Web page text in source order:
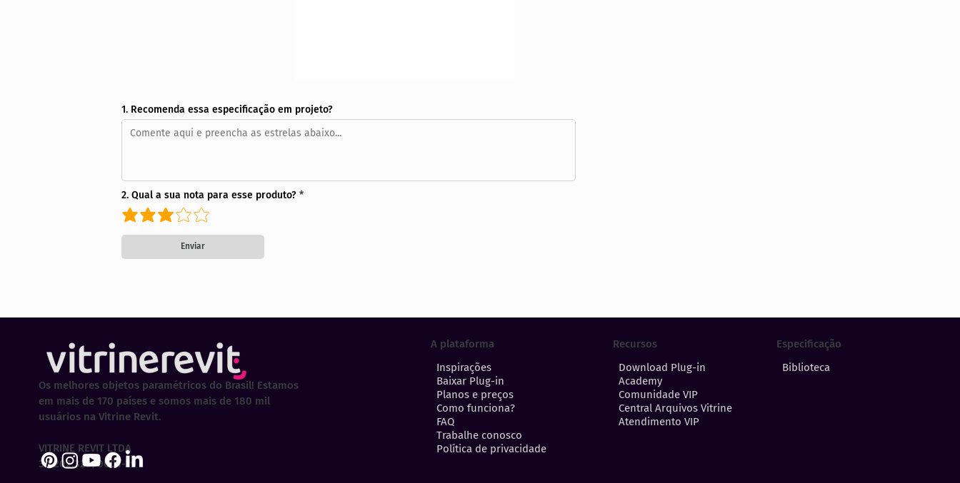
1. Recomenda essa especificação em projeto?
2. Qual a sua nota para esse produto?
Enviar
A plataforma
Inspirações
Baixar Plug-in
Planos e preços
Como funciona?
FAQ
Trabalhe conosco
Política de privacidade
Recursos
Download Plug-in
Academy
Comunidade VIP
Central Arquivos Vitrine
Atendimento VIP
Especificação
Biblioteca
Os melhores objetos paramétricos do Brasil! Estamos
em mais de 170 países e somos mais de 180 mil
usuários na Vitrine Revit.
VITRINE REVIT LTDA
30.202.323/0001-29